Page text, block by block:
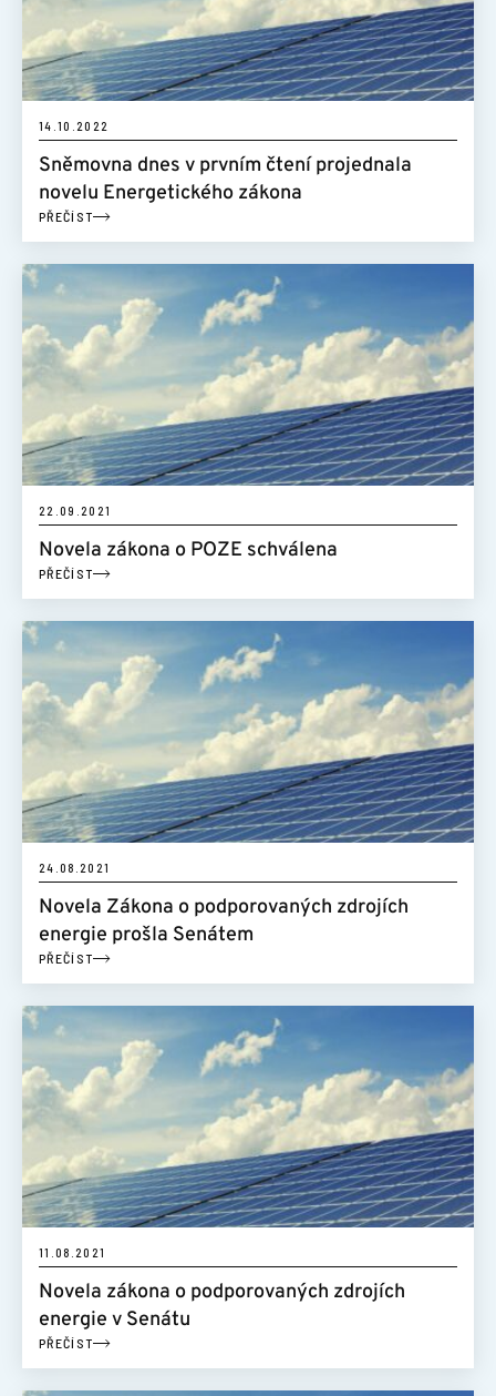
ŠKOLENÍ
POMOCNÁ RUKA
KONTAKT
14.10.2022
Sněmovna dnes v prvním čtení projednala
novelu Energetického zákona
PŘEČÍST
22.09.2021
Novela zákona o POZE schválena
PŘEČÍST
24.08.2021
Novela Zákona o podporovaných zdrojích
energie prošla Senátem
PŘEČÍST
11.08.2021
Novela zákona o podporovaných zdrojích
energie v Senátu
PŘEČÍST